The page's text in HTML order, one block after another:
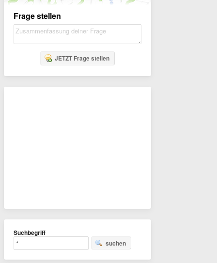
Frage stellen
JETZT Frage stellen
Suchbegriff
suchen